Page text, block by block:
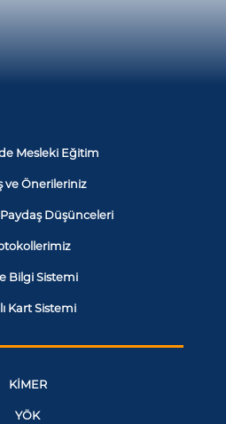
Mesleki Eğitim
ve Önerileriniz
Düşünceleri
Bilgi Sistemi
Kart Sistemi
KİMER
YÖK